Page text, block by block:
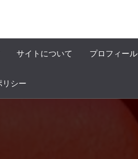
サイトについて プロフィール
リシー